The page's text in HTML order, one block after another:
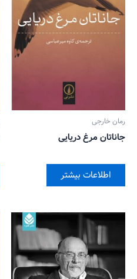
رمان خارجی
جاناتان مرغ دریایی
اطلاعات بیشتر